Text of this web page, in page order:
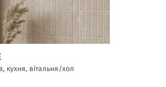
кухня, вітальня/хол